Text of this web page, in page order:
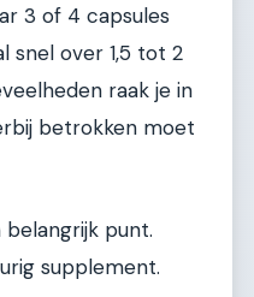
3 of 4 capsules
snel over 1,5 tot 2
raak je in
betrokken moet
punt.
supplement.